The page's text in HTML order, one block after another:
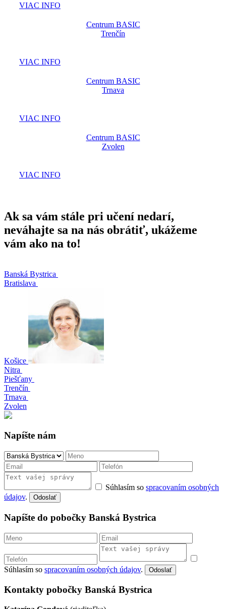
VIAC INFO
Centrum BASIC
Trenčín
VIAC INFO
Centrum BASIC
Trnava
VIAC INFO
Centrum BASIC
Zvolen
VIAC INFO
Ak sa vám stále pri učení nedarí,
neváhajte sa na nás obrátiť, ukážeme
vám ako na to!
Banská Bystrica
Bratislava
Košice
Nitra
Piešťany
Trenčín
Trnava
Zvolen
Napíšte nám
Súhlasím so spracovaním osobných
údajov. Odoslať
Napíšte do pobočky Banská Bystrica
Súhlasím so spracovaním osobných údajov. Odoslať
Kontakty pobočky Banská Bystrica